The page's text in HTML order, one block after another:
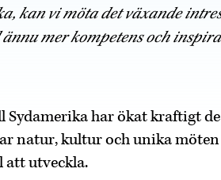
kan vi möta det växande
mer kompetens och
har ökat kraftigt
natur, kultur och unika
att utveckla.